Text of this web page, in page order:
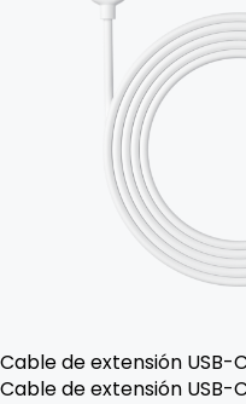
Cable de extensión USB-
Cable de extensión USB-